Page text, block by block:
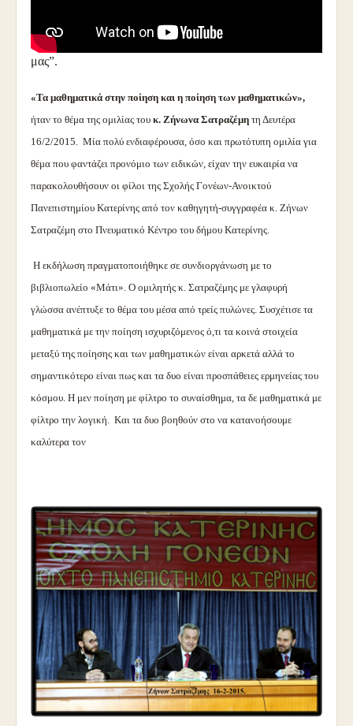
παρανομαστή του κλάσματος … τόσο αυξάνει …το μπόι
μας”.
«Τα μαθηματικά στην ποίηση και η ποίηση των μαθηματικών»,
ήταν το θέμα της ομιλίας του κ. Ζήνωνα Σατραζέμη τη Δευτέρα
16/2/2015. Μία πολύ ενδιαφέρουσα, όσο και πρωτότυπη ομιλία για
θέμα που φαντάζει προνόμιο των ειδικών, είχαν την ευκαιρία να
παρακολουθήσουν οι φίλοι της Σχολής Γονέων-Ανοικτού
Πανεπιστημίου Κατερίνης από τον καθηγητή-συγγραφέα κ. Ζήνων
Σατραζέμη στο Πνευματικό Κέντρο του δήμου Κατερίνης.
Η εκδήλωση πραγματοποιήθηκε σε συνδιοργάνωση με το
βιβλιοπωλείο «Μάτι». Ο ομιλητής κ. Σατραζέμης με γλαφυρή
γλώσσα ανέπτυξε το θέμα του μέσα από τρείς πυλώνες. Συσχέτισε τα
μαθηματικά με την ποίηση ισχυριζόμενος ό,τι τα κοινά στοιχεία
μεταξύ της ποίησης και των μαθηματικών είναι αρκετά αλλά το
σημαντικότερο είναι πως και τα δυο είναι προσπάθειες ερμηνείας του
κόσμου. Η μεν ποίηση με φίλτρο το συναίσθημα, τα δε μαθηματικά με
φίλτρο την λογική. Και τα δυο βοηθούν στο να κατανοήσουμε
καλύτερα τον